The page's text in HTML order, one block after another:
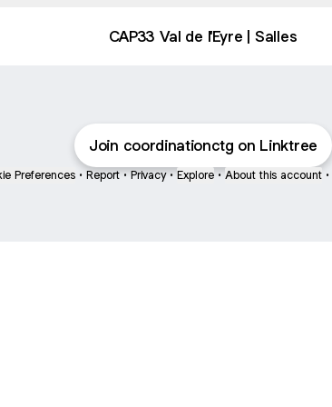
CAP33 Val de l'Eyre | Salles
Join coordinationctg on Linktree
Preferences • Report • Privacy • Explore • About this account •